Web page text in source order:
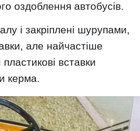
оздоблення автобусів.
і закріплені шурупами,
але найчастіше
вставки
керма.